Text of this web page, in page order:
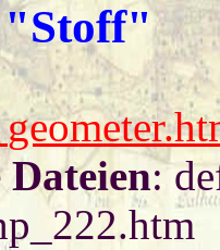
"Stoff"
: